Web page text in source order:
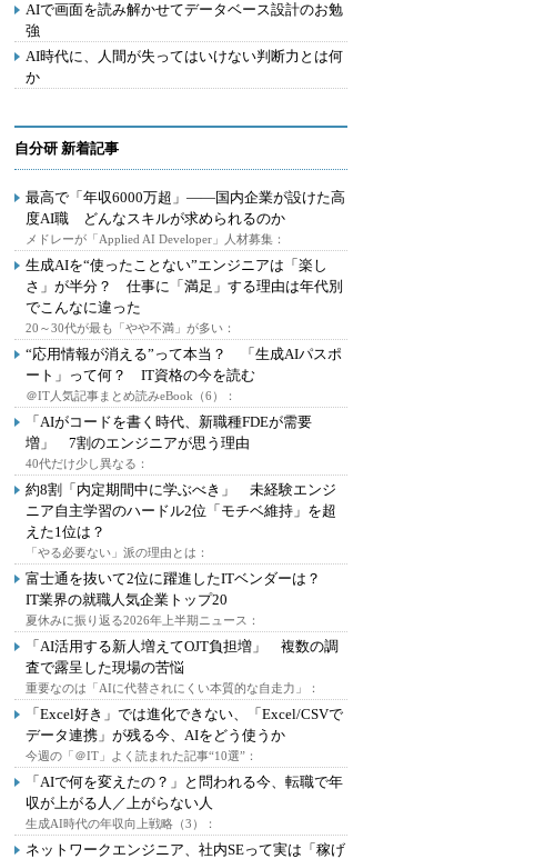
AIで画面を読み解かせてデータベース設計のお勉
強
AI時代に、人間が失ってはいけない判断力とは何
か
自分研 新着記事
最高で「年収6000万超」――国内企業が設けた高
度AI職 どんなスキルが求められるのか
メドレーが「Applied AI Developer」人材募集：
生成AIを“使ったことない”エンジニアは「楽し
さ」が半分？ 仕事に「満足」する理由は年代別
でこんなに違った
20～30代が最も「やや不満」が多い：
“応用情報が消える”って本当？ 「生成AIパスポ
ート」って何？ IT資格の今を読む
＠IT人気記事まとめ読みeBook（6）：
「AIがコードを書く時代、新職種FDEが需要
増」 7割のエンジニアが思う理由
40代だけ少し異なる：
約8割「内定期間中に学ぶべき」 未経験エンジ
ニア自主学習のハードル2位「モチベ維持」を超
えた1位は？
「やる必要ない」派の理由とは：
富士通を抜いて2位に躍進したITベンダーは？
IT業界の就職人気企業トップ20
夏休みに振り返る2026年上半期ニュース：
「AI活用する新人増えてOJT負担増」 複数の調
査で露呈した現場の苦悩
重要なのは「AIに代替されにくい本質的な自走力」：
「Excel好き」では進化できない、「Excel/CSVで
データ連携」が残る今、AIをどう使うか
今週の「＠IT」よく読まれた記事“10選”：
「AIで何を変えたの？」と問われる今、転職で年
収が上がる人／上がらない人
生成AI時代の年収向上戦略（3）：
ネットワークエンジニア、社内SEって実は「稼げ